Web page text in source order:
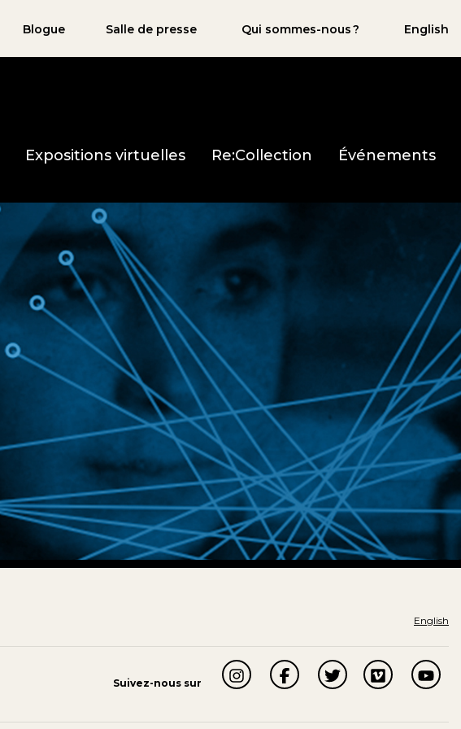
Blogue Salle de presse Qui sommes-nous ? English
Expositions virtuelles Re:Collection Événements
English
Suivez-nous sur